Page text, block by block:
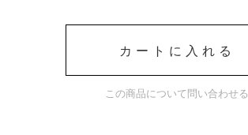
カートに入れる
この商品について問い合わせる